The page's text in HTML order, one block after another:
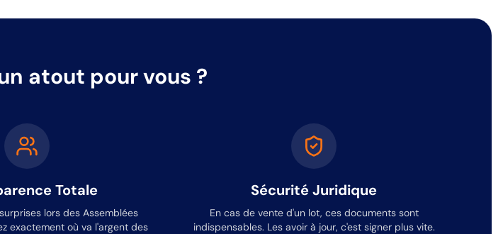
atout pour vous ?
Totale
lors des Assemblées
exactement où va l'argent des
Sécurité Juridique
En cas de vente d'un lot, ces documents sont
indispensables. Les avoir à jour, c'est signer plus vite.